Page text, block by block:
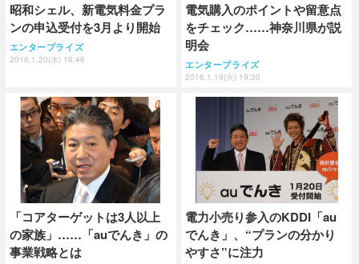
昭和シェル、新電気料金プラ
ンの申込受付を3月より開始
エンタープライズ
2016.1.20(水) 19:46
電気購入のポイントや留意点
をチェック……神奈川県が説
明会
エンタープライズ
2016.1.19(火) 19:30
「コアターゲットは3人以上
の家族」……「auでんき」の
事業戦略とは
電力小売り参入のKDDI「au
でんき」、“プランの分かり
やすさ”に注力